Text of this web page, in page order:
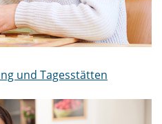
und Tagesstätten